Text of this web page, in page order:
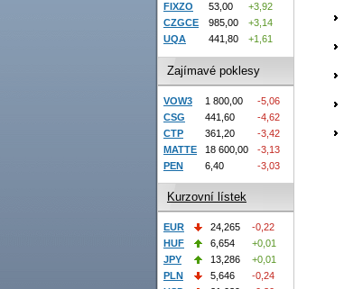
FIXZO
53,00
+3,92
CZGCE
985,00
+3,14
UQA
441,80 +1,61
Zajímavé poklesy
VOW3 1 800,00
-5,06
CSG
441,60
-4,62
CTP
361,20
-3,42
MATTE
18 600,00
-3,13
PEN
6,40 -3,03
Kurzovní lístek
EUR 24,265
-0,22
HUF
6,654
+0,01
JPY
13,286
+0,01
PLN
5,646
-0,24